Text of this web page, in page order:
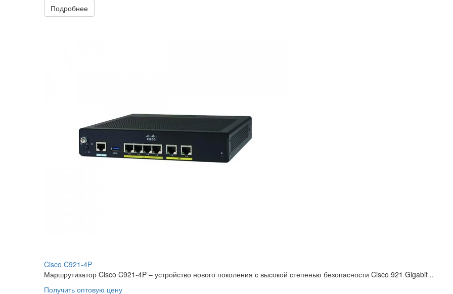
Подробнее
Cisco C921-4P
Маршрутизатор Cisco C921-4P – устройство нового поколения с высокой степенью безопасности Cisco 921 Gigabit ..
Получить оптовую цену